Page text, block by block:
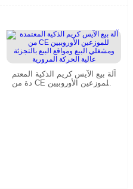
آلة بيع الآيس كريم الذكية المعتم
دة من CE للموزعين الأوروبيين